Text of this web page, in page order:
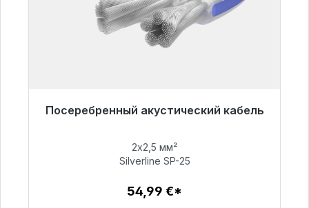
Посеребренный акустический кабель
Готовы к немедленной отправке, срок
54,99 €
2х2,5 мм²
Silverline SP-25
54,99 €*